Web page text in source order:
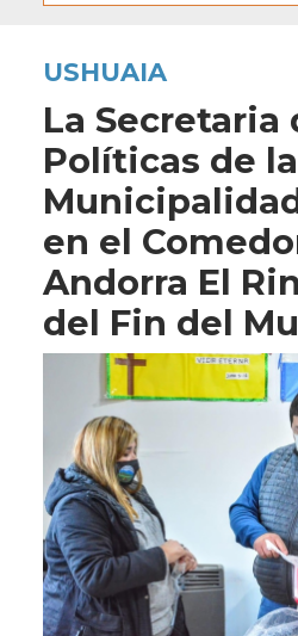
USHUAIA
La Secretaria
Políticas de la
en el
Andorra El
del Fin del